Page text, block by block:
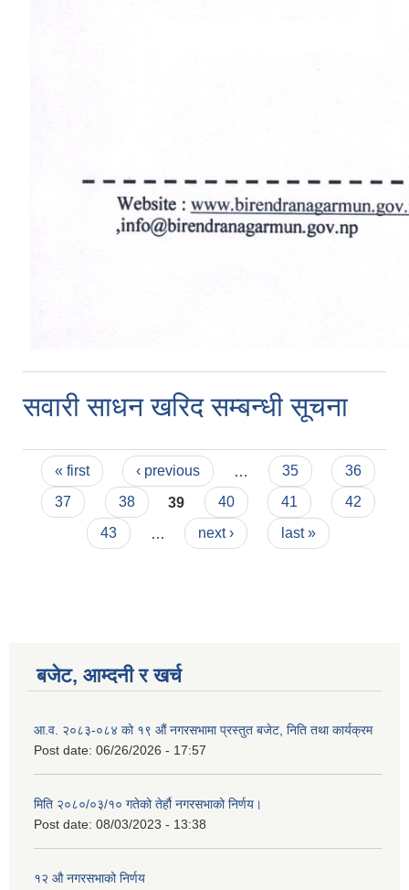
सवारी साधन खरिद सम्बन्धी सूचना
Pages
« first ‹ previous 35
36
37
38 39 40 41
42
43
next › last »
बजेट, आम्दनी र खर्च
आ.व. २०८३-०८४ को १९ औं नगरसभामा प्रस्तुत बजेट, निति तथा कार्यक्रम
Post date: 06/26/2026 - 17:57
मिति २०८०/०३/१० गतेको तेर्हौ नगरसभाको निर्णय।
Post date: 08/03/2023 - 13:38
१२ औ नगरसभाको निर्णय